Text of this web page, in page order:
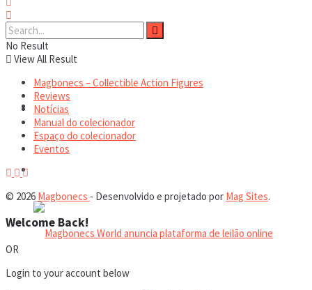
sua coleção
Espaço do colecionador
No Result
View All Result
Magbonecs – Collectible Action Figures
Reviews
Notícias
Manual do colecionador
Espaço do colecionador
Eventos
© 2026 Magbonecs - Desenvolvido e projetado por Mag Sites.
Welcome Back!
OR
Login to your account below